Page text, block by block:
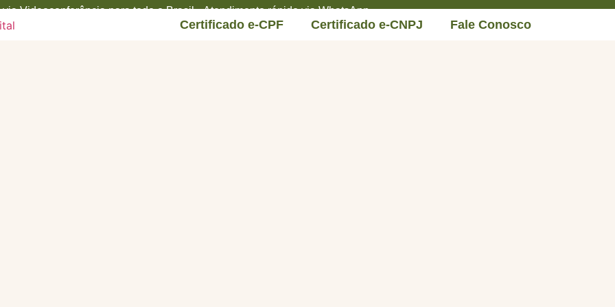
Videoconferência para todo o Brasil • Atendimento rápido via WhatsApp
Certificado e-CPF Certificado e-CNPJ Fale Conosco